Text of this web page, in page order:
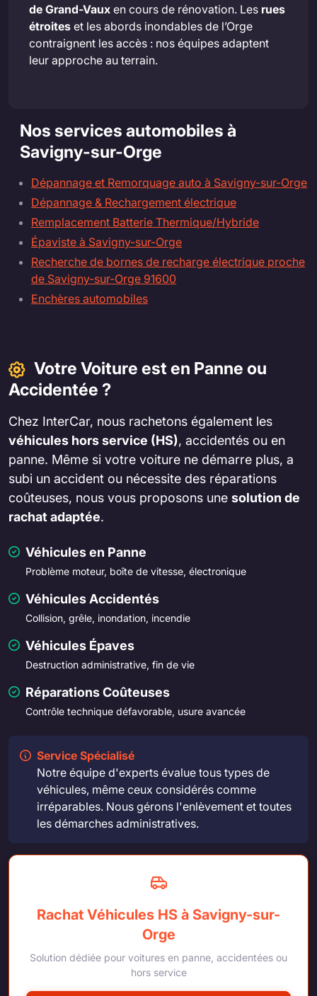
de Grand-Vaux en cours de rénovation. Les rues
étroites et les abords inondables de l’Orge
contraignent les accès : nos équipes adaptent
leur approche au terrain.
Nos services automobiles à
Savigny-sur-Orge
Dépannage et Remorquage auto à Savigny-sur-Orge
Dépannage & Rechargement électrique
Remplacement Batterie Thermique/Hybride
Épaviste à Savigny-sur-Orge
Recherche de bornes de recharge électrique proche
de Savigny-sur-Orge 91600
Enchères automobiles
Votre Voiture est en Panne ou
Accidentée ?
Chez InterCar, nous rachetons également les
véhicules hors service (HS), accidentés ou en
panne. Même si votre voiture ne démarre plus, a
subi un accident ou nécessite des réparations
coûteuses, nous vous proposons une solution de
rachat adaptée.
Véhicules en Panne
Problème moteur, boîte de vitesse, électronique
Véhicules Accidentés
Collision, grêle, inondation, incendie
Véhicules Épaves
Destruction administrative, fin de vie
Réparations Coûteuses
Contrôle technique défavorable, usure avancée
Service Spécialisé
Notre équipe d'experts évalue tous types de
véhicules, même ceux considérés comme
irréparables. Nous gérons l'enlèvement et toutes
les démarches administratives.
Rachat Véhicules HS à Savigny-sur-
Orge
Solution dédiée pour voitures en panne, accidentées ou
hors service